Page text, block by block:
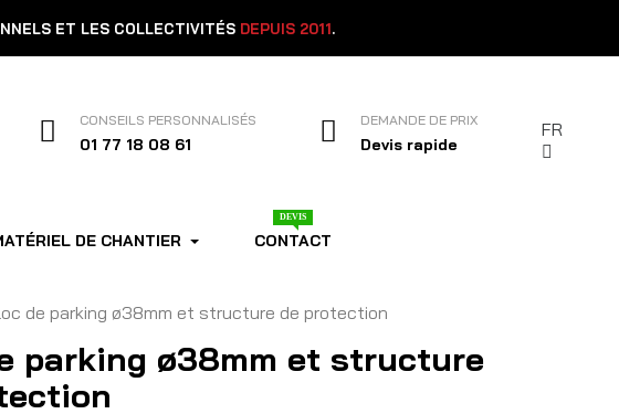
ET LES COLLECTIVITÉS DEPUIS 2011.
CONSEILS PERSONNALISÉS
01 77 18 08 61
DEMANDE DE PRIX
Devis rapide
FR
DE CHANTIER CONTACT
DEVIS
de parking ø38mm et structure de protection
parking ø38mm et structure